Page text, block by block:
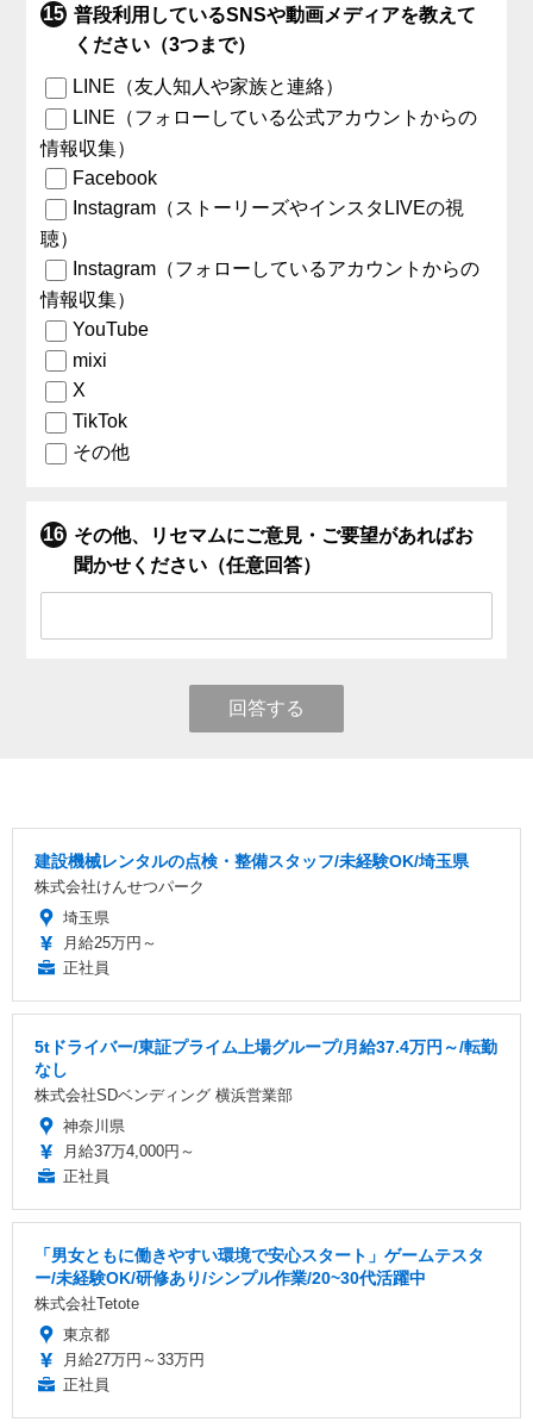
普段利用しているSNSや動画メディアを教えて
ください（3つまで）
LINE（友人知人や家族と連絡）
LINE（フォローしている公式アカウントからの
情報収集）
Facebook
Instagram（ストーリーズやインスタLIVEの視
聴）
Instagram（フォローしているアカウントからの
情報収集）
YouTube
mixi
X
TikTok
その他
その他、リセマムにご意見・ご要望があればお
聞かせください（任意回答）
回答する
建設機械レンタルの点検・整備スタッフ/未経験OK/埼玉県
株式会社けんせつパーク
埼玉県
月給25万円～
正社員
5tドライバー/東証プライム上場グループ/月給37.4万円～/転勤
なし
株式会社SDベンディング 横浜営業部
神奈川県
月給37万4,000円～
正社員
「男女ともに働きやすい環境で安心スタート」ゲームテスタ
ー/未経験OK/研修あり/シンプル作業/20~30代活躍中
株式会社Tetote
東京都
月給27万円～33万円
正社員